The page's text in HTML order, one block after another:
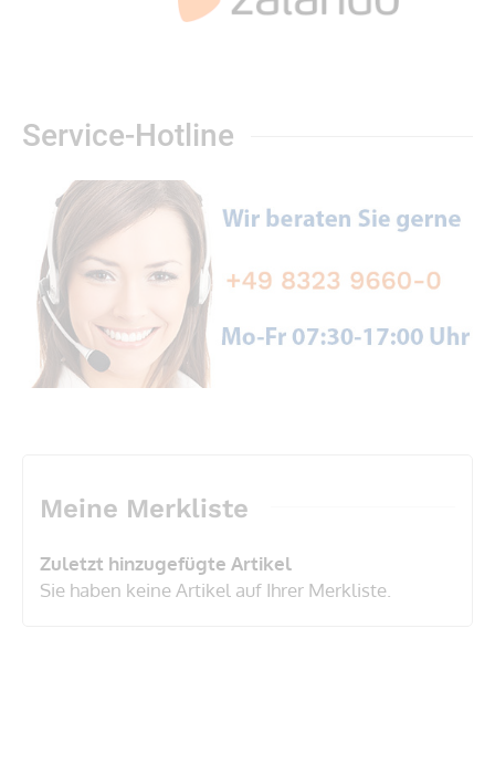
Service-Hotline
Meine Merkliste
Zuletzt hinzugefügte Artikel
Sie haben keine Artikel auf Ihrer Merkliste.